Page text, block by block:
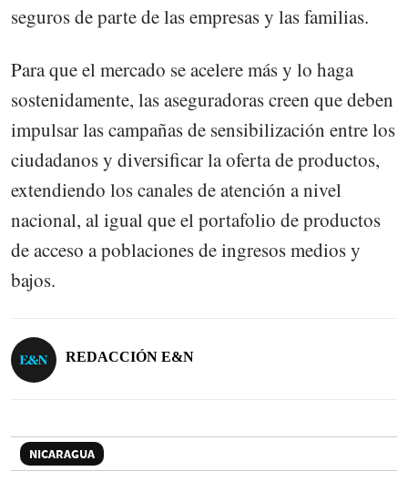
seguros de parte de las empresas y las familias.
Para que el mercado se acelere más y lo haga
sostenidamente, las aseguradoras creen que deben
impulsar las campañas de sensibilización entre los
ciudadanos y diversificar la oferta de productos,
extendiendo los canales de atención a nivel
nacional, al igual que el portafolio de productos
de acceso a poblaciones de ingresos medios y
bajos.
REDACCIÓN E&N
NICARAGUA